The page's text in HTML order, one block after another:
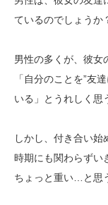
ているのでしょうか
男性の多くが、彼女
「自分のことを”友
いる」とうれしく思
しかし、付き合い
時期にも関わらずい
ちょっと重い…と思